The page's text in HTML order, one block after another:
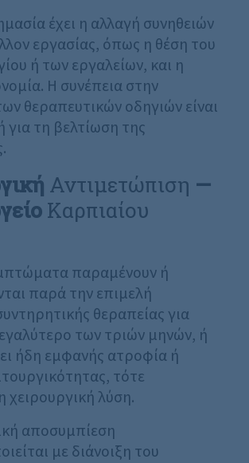
έχει η αλλαγή συνηθειών
εργασίας, όπως η θέση του
ή των εργαλείων, και η
Η συνέπεια στην
θεραπευτικών οδηγιών είναι
για τη βελτίωση της
Αντιμετώπιση —
Καρπιαίου
παραμένουν ή
παρά την επιμελή
θεραπείας για
των τριών μηνών, ή
ήδη εμφανής ατροφία ή
τότε
χειρουργική λύση.
αποσυμπίεση
με διάνοιξη του